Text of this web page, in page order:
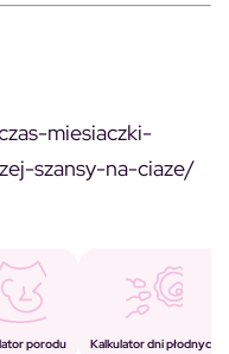
miesiaczki-
szansy-na-ciaze/
porodu Kalkulator dni płodnych